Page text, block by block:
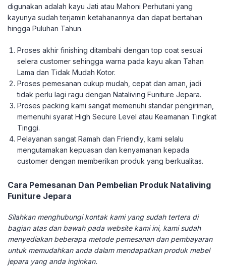
digunakan adalah kayu Jati atau Mahoni Perhutani yang
kayunya sudah terjamin ketahanannya dan dapat bertahan
hingga Puluhan Tahun.
Proses akhir finishing ditambahi dengan top coat sesuai
selera customer sehingga warna pada kayu akan Tahan
Lama dan Tidak Mudah Kotor.
Proses pemesanan cukup mudah, cepat dan aman, jadi
tidak perlu lagi ragu dengan Nataliving Funiture Jepara.
Proses packing kami sangat memenuhi standar pengiriman,
memenuhi syarat High Secure Level atau Keamanan Tingkat
Tinggi.
Pelayanan sangat Ramah dan Friendly, kami selalu
mengutamakan kepuasan dan kenyamanan kepada
customer dengan memberikan produk yang berkualitas.
Cara Pemesanan Dan Pembelian Produk Nataliving
Funiture Jepara
Silahkan menghubungi kontak kami yang sudah tertera di
bagian atas dan bawah pada website kami ini, kami sudah
menyediakan beberapa metode pemesanan dan pembayaran
untuk memudahkan anda dalam mendapatkan produk mebel
jepara yang anda inginkan.